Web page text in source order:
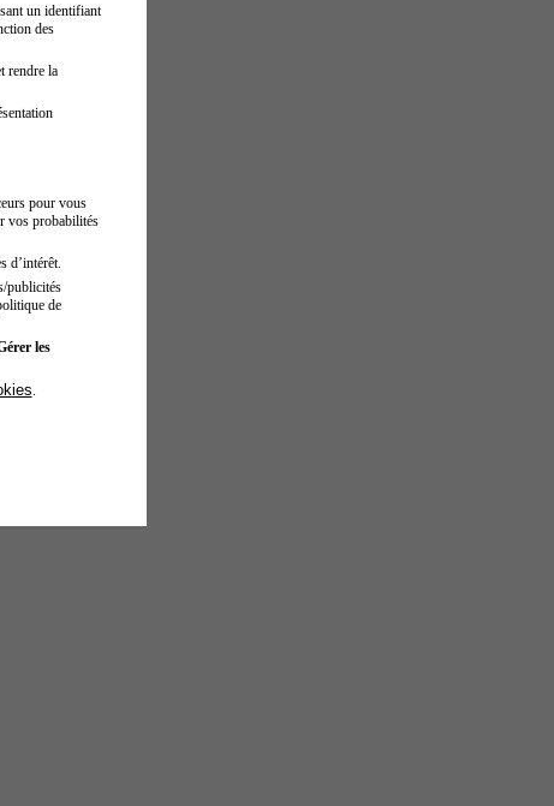
un identifiant
des
rendre la
pour vous
vos probabilités
d’intérêt.
publicités
de
les